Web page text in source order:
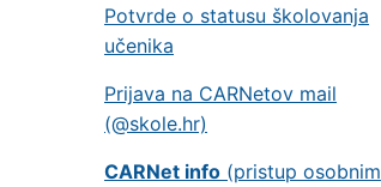
Potvrde o statusu školovanja
učenika
Prijava na CARNetov mail
(@skole.hr)
CARNet info (pristup osobnim